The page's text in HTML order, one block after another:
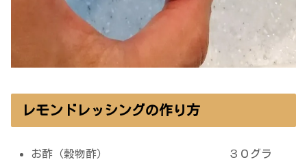
レモンドレッシングの作り方
お酢（穀物酢） ３０グラ